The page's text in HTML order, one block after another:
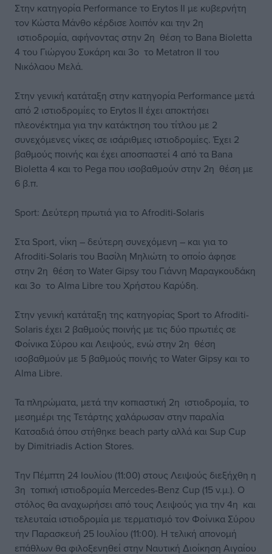
Στην κατηγορία Performance το Erytos II με κυβερνήτη
τον Κώστα Μάνθο κέρδισε λοιπόν και την 2η
ιστιοδρομία, αφήνοντας στην 2η θέση το Bana Bioletta
4 του Γιώργου Συκάρη και 3ο το Metatron II του
Νικόλαου Μελά.
Στην γενική κατάταξη στην κατηγορία Performance μετά
από 2 ιστιοδρομίες το Erytos II έχει αποκτήσει
πλεονέκτημα για την κατάκτηση του τίτλου με 2
συνεχόμενες νίκες σε ισάριθμες ιστιοδρομίες. Έχει 2
βαθμούς ποινής και έχει αποσπαστεί 4 από τα Bana
Bioletta 4 και το Pega που ισοβαθμούν στην 2η θέση με
6 β.π.
Sport: Δεύτερη πρωτιά για το Afroditi-Solaris
Στα Sport, νίκη – δεύτερη συνεχόμενη – και για το
Afroditi-Solaris του Βασίλη Μηλιώτη το οποίο άφησε
στην 2η θέση το Water Gipsy του Γιάννη Μαραγκουδάκη
και 3ο το Alma Libre του Χρήστου Καρύδη.
Στην γενική κατάταξη της κατηγορίας Sport το Afroditi-
Solaris έχει 2 βαθμούς ποινής με τις δύο πρωτιές σε
Φοίνικα Σύρου και Λειψούς, ενώ στην 2η θέση
ισοβαθμούν με 5 βαθμούς ποινής το Water Gipsy και το
Alma Libre.
Τα πληρώματα, μετά την κοπιαστική 2η ιστιοδρομία, το
μεσημέρι της Τετάρτης χαλάρωσαν στην παραλία
Κατσαδιά όπου στήθηκε beach party αλλά και Sup Cup
by Dimitriadis Action Stores.
Την Πέμπτη 24 Ιουλίου (11:00) στους Λειψούς διεξήχθη η
3η τοπική ιστιοδρομία Mercedes-Benz Cup (15 ν.μ.). Ο
στόλος θα αναχωρήσει από τους Λειψούς για την 4η και
τελευταία ιστιοδρομία με τερματισμό τον Φοίνικα Σύρου
την Παρασκευή 25 Ιουλίου (11:00). Η τελική απονομή
επάθλων θα φιλοξενηθεί στην Ναυτική Διοίκηση Αιγαίου